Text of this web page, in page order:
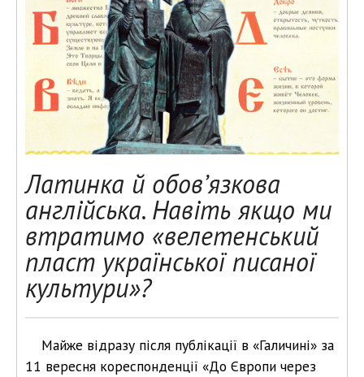
Латинка й обов’язкова
англійська. Навіть якщо ми
втратимо «велетенський
пласт української писаної
культури»?
Майже відразу після публікації в «Галичині» за
11 вересня кореспонденції «До Європи через